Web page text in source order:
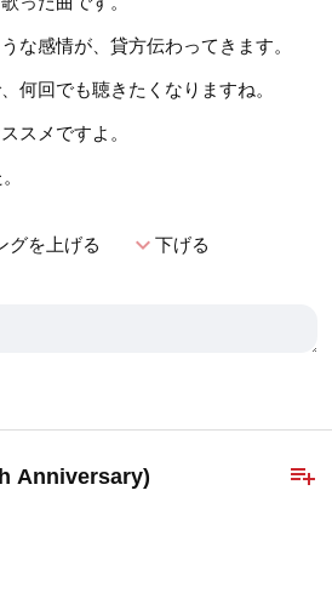
な感情が、貸方伝わってきます。
何回でも聴きたくなりますね。
スメですよ。
グを上げる expand_more下げる
playlist_add
Anniversary)